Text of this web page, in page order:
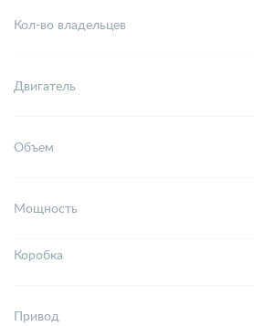
Кол-во владельцев
Двигатель
Объем
Мощность
Коробка
Привод